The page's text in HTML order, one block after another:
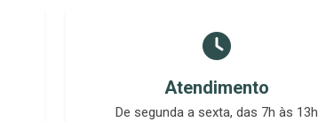
Atendimento
De segunda a sexta, das 7h às 13h